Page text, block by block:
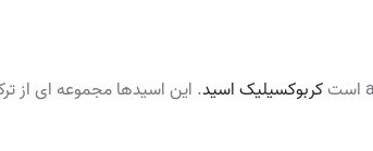
کربوکسیلیک اسید